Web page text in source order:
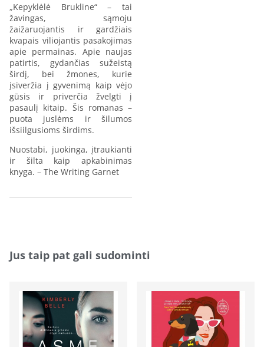
„Kepyklėlė Brukline“ – tai
žavingas, sąmoju
žaižaruojantis ir gardžiais
kvapais viliojantis pasakojimas
apie permainas. Apie naujas
patirtis, gydančias sužeistą
širdį, bei žmones, kurie
įsiveržia į gyvenimą kaip vėjo
gūsis ir priverčia žvelgti į
pasaulį kitaip. Šis romanas –
puota juslėms ir šilumos
išsiilgusioms širdims.
Nuostabi, juokinga, įtraukianti
ir šilta kaip apkabinimas
knyga. – The Writing Garnet
Jus taip pat gali sudominti